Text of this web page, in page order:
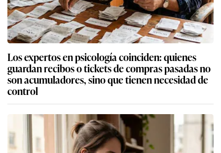
Los expertos en psicología coinciden: quienes
guardan recibos o tickets de compras pasadas no
son acumuladores, sino que tienen necesidad de
control